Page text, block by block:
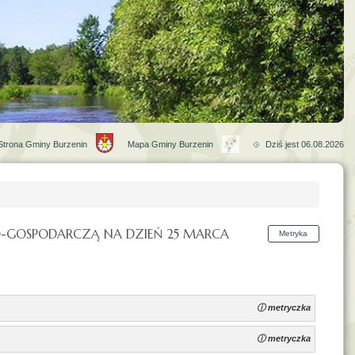
Dziś jest 06.08.2026
Mapa Gminy Burzenin
Gminy Burzenin
Metryka
NA DZIEŃ 25 MARCA
ⓘ metryczka
ⓘ metryczka